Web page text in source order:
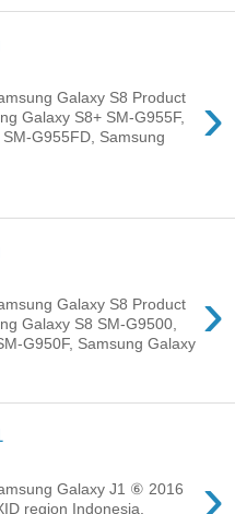
›
Galaxy S8 Product
Galaxy S8+ SM-G955F,
G955FD, Samsung
›
Galaxy S8 Product
Galaxy S8 SM-G9500,
G950F, Samsung Galaxy
Galaxy J1 ⑥ 2016
region Indonesia,